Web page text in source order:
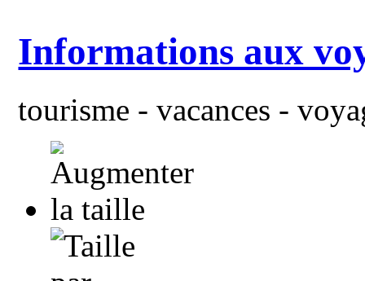
Informations aux
tourisme - vacances -